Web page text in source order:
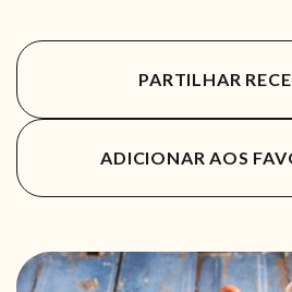
PARTILHAR
ADICIONAR AOS